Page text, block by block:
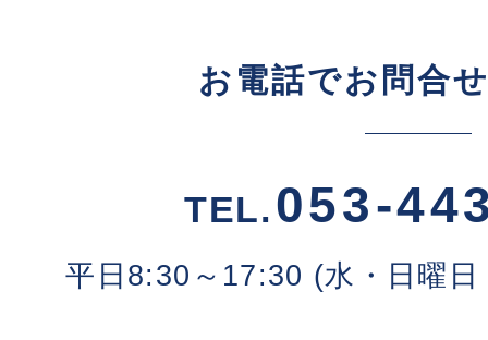
お電話でお問合
TEL.053-
平日8:30～17:30 (水・日曜